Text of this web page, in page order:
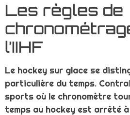
Les règles de
l’IIHF
Le hockey sur glace se
particulière du temps.
sports où le chronomètre
temps au hockey est arrêté